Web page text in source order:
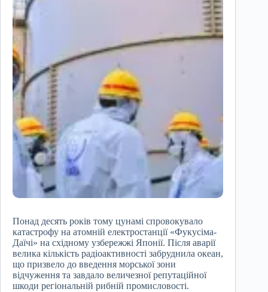
Понад десять років тому цунамі спровокувало
катастрофу на атомній електростанції «Фукусіма-
Даїчі» на східному узбережжі Японії. Після аварії
велика кількість радіоактивності забруднила океан,
що призвело до введення морської зони
відчуження та завдало величезної репутаційної
шкоди регіональній рибній промисловості.